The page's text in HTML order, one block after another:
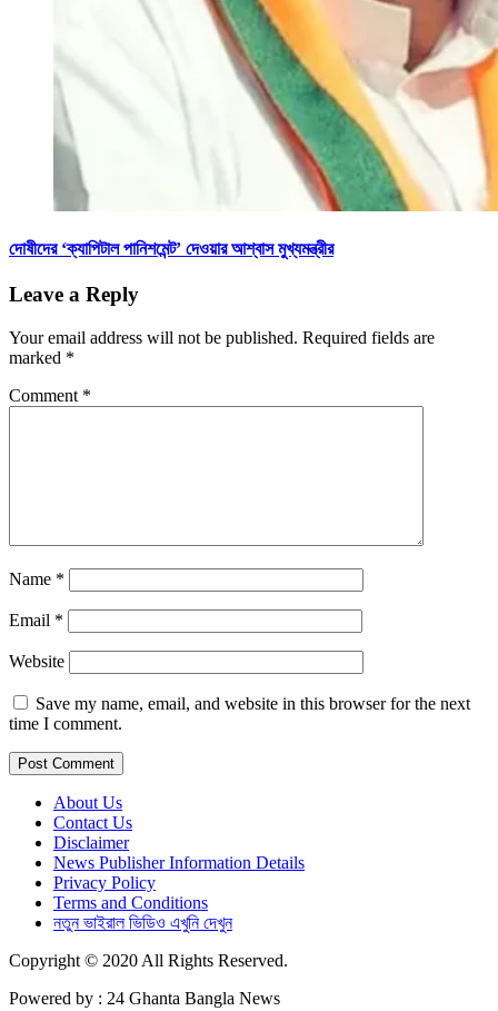
দোষীদের ‘ক্যাপিটাল পানিশমেন্ট’ দেওয়ার আশ্বাস মুখ্যমন্ত্রীর
Leave a Reply
Your email address will not be published. Required fields are
marked *
Comment *
Name *
Email *
Website
Save my name, email, and website in this browser for the next
time I comment.
About Us
Contact Us
Disclaimer
News Publisher Information Details
Privacy Policy
Terms and Conditions
নতুন ভাইরাল ভিডিও এখুনি দেখুন
Copyright © 2020 All Rights Reserved.
Powered by : 24 Ghanta Bangla News